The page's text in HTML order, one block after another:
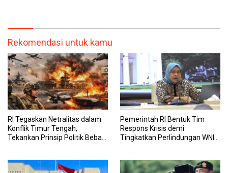
Rekomendasi untuk kamu
RI Tegaskan Netralitas dalam
Konflik Timur Tengah,
Tekankan Prinsip Politik Bebas
Pemerintah RI Bentuk Tim
Respons Krisis demi
Tingkatkan Perlindungan WNI